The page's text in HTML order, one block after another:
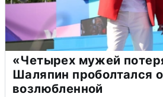
«Четырех мужей
Шаляпин проболтался
возлюбленной